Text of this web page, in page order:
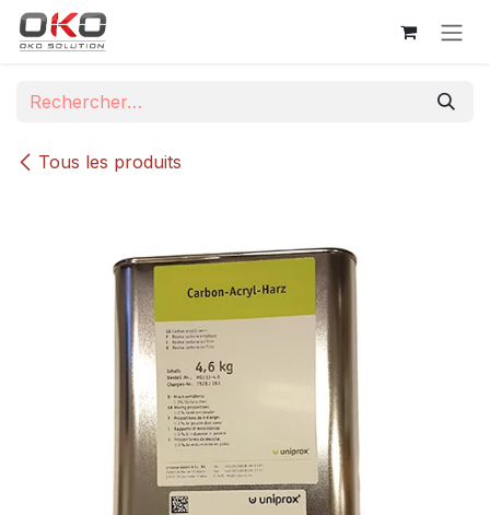
Se rendre au contenu
Tous les produits